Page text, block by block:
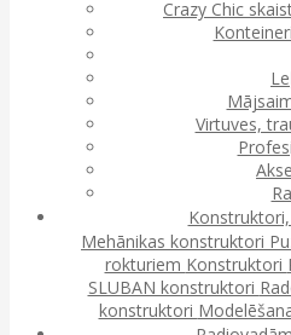
Crazy Chic
Virtuves,
Mehānikas konstruktori
rokturiem Konstruktori
SLUBAN konstruktori
konstruktori